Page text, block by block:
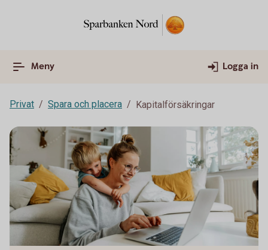
Meny Logga in
Privat Spara och placera Kapitalförsäkringar